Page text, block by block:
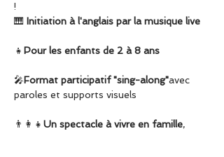
!
🎹 Initiation à l'anglais par la musique live
👧 Pour les enfants de 2 à 8 ans
🎤Format participatif "sing-along"avec
paroles et supports visuels
👨‍👩‍👧 Un spectacle à vivre en famille,